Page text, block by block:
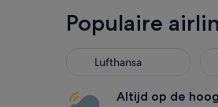
Populaire
Lufthansa
Lufthansa
Altijd op de